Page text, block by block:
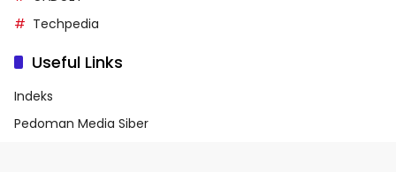
Techpedia
Useful Links
Indeks
Pedoman Media Siber